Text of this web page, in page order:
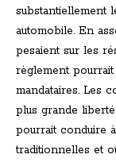
substantiellement
automobile. En
pesaient sur les
règlement
mandataires. Les
plus grande
pourrait conduire
traditionnelles et